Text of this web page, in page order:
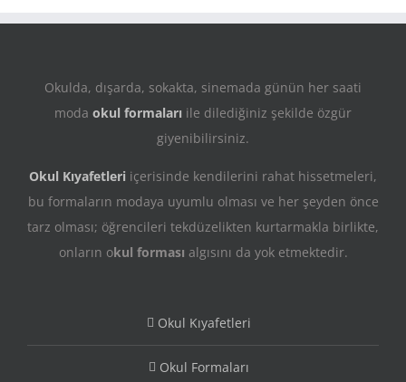
Okulda, dışarda, sokakta, sinemada günün her saati
moda okul formaları ile dilediğiniz şekilde özgür
giyenibilirsiniz.
Okul Kıyafetleri içerisinde kendilerini rahat hissetmeleri,
bu formaların modaya uyumlu olması ve her şeyden önce
tarz olması; öğrencileri tekdüzelikten kurtarmakla birlikte,
onların okul forması algısını da yok etmektedir.
Okul Kıyafetleri
Okul Formaları